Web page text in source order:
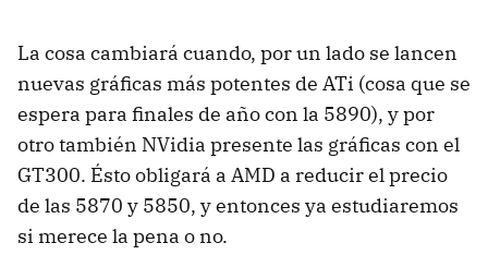
La cosa cambiará cuando, por un lado se lancen
nuevas gráficas más potentes de ATi (cosa que se
espera para finales de año con la 5890), y por
otro también NVidia presente las gráficas con el
GT300. Ésto obligará a AMD a reducir el precio
de las 5870 y 5850, y entonces ya estudiaremos
si merece la pena o no.